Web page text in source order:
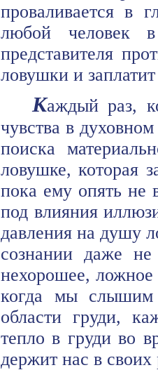
проваливается в
любой человек
представителя
ловушки и
Каждый раз,
чувства в
поиска
ловушке, которая
пока ему опять не
под влияния
давления на душу
сознании даже
нехорошее, ложное
когда мы слышим
области груди,
тепло в груди во
держит нас в своих